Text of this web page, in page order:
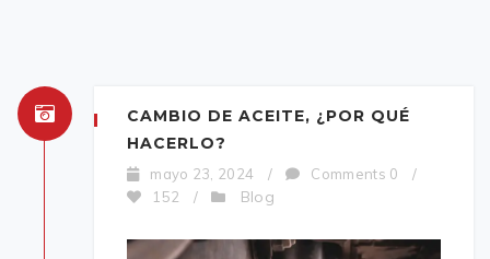
CAMBIO DE ACEITE, ¿POR QUÉ
HACERLO?
mayo 23, 2024 / Comments 0
/
152
/ Blog